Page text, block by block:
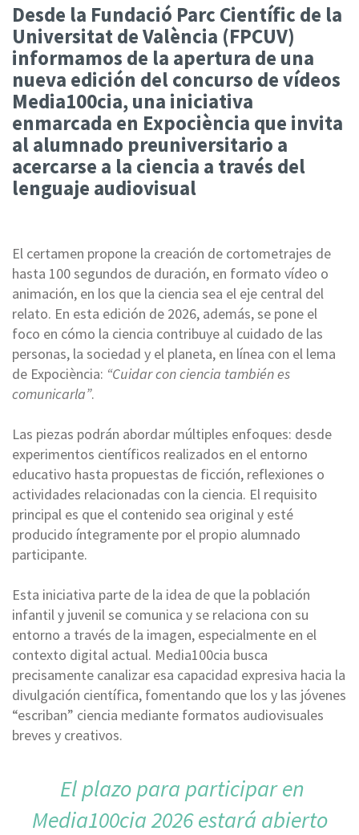
Desde la Fundació Parc Científic de la
Universitat de València (FPCUV)
informamos de la apertura de una
nueva edición del concurso de vídeos
Media100cia, una iniciativa
enmarcada en Expociència que invita
al alumnado preuniversitario a
acercarse a la ciencia a través del
lenguaje audiovisual
El certamen propone la creación de cortometrajes de
hasta 100 segundos de duración, en formato vídeo o
animación, en los que la ciencia sea el eje central del
relato. En esta edición de 2026, además, se pone el
foco en cómo la ciencia contribuye al cuidado de las
personas, la sociedad y el planeta, en línea con el lema
de Expociència: “Cuidar con ciencia también es
comunicarla”.
Las piezas podrán abordar múltiples enfoques: desde
experimentos científicos realizados en el entorno
educativo hasta propuestas de ficción, reflexiones o
actividades relacionadas con la ciencia. El requisito
principal es que el contenido sea original y esté
producido íntegramente por el propio alumnado
participante.
Esta iniciativa parte de la idea de que la población
infantil y juvenil se comunica y se relaciona con su
entorno a través de la imagen, especialmente en el
contexto digital actual. Media100cia busca
precisamente canalizar esa capacidad expresiva hacia la
divulgación científica, fomentando que los y las jóvenes
“escriban” ciencia mediante formatos audiovisuales
breves y creativos.
El plazo para participar en
Media100cia 2026 estará abierto